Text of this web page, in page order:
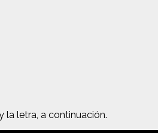
la letra, a continuación.